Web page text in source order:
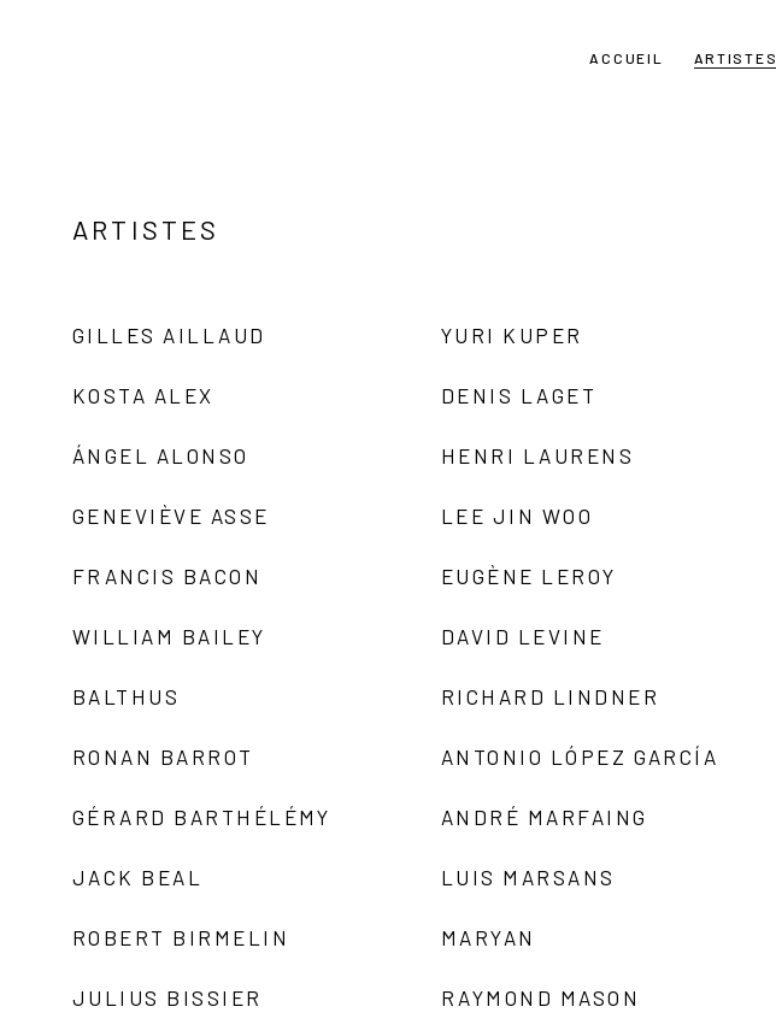
ACCUEIL ARTISTES
ARTISTES
GILLES AILLAUD
KOSTA ALEX
ÁNGEL ALONSO
GENEVIÈVE ASSE
FRANCIS BACON
WILLIAM BAILEY
BALTHUS
RONAN BARROT
GÉRARD BARTHÉLÉMY
JACK BEAL
ROBERT BIRMELIN
JULIUS BISSIER
YURI KUPER
DENIS LAGET
HENRI LAURENS
LEE JIN WOO
EUGÈNE LEROY
DAVID LEVINE
RICHARD LINDNER
ANTONIO LÓPEZ GARCÍA
ANDRÉ MARFAING
LUIS MARSANS
MARYAN
RAYMOND MASON